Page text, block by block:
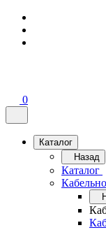
0
Каталог
Назад
Каталог